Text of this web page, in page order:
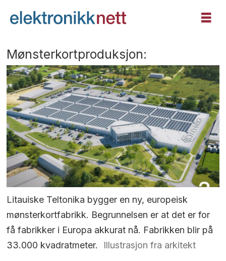
Mønsterkortproduksjon:
Litauiske Teltonika bygger en ny, europeisk
mønsterkortfabrikk. Begrunnelsen er at det er for
få fabrikker i Europa akkurat nå. Fabrikken blir på
33.000 kvadratmeter.
Illustrasjon fra arkitekt